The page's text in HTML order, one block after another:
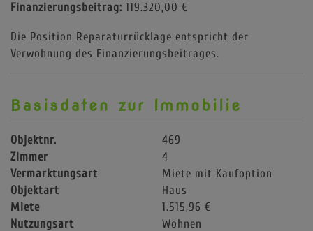
Finanzierungsbeitrag: 119.320,00 €
Die Position Reparaturrücklage entspricht der
Verwohnung des Finanzierungsbeitrages.
Basisdaten zur Immobilie
Objektnr.
469
Zimmer
4
Vermarktungsart
Miete mit Kaufoption
Objektart
Haus
Miete
1.515,96 €
Nutzungsart
Wohnen